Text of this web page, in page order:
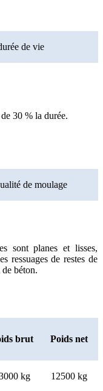
de vie
30 % la durée.
de moulage
sont planes et lisses,
ressuages ​​de restes de
béton.
brut Poids net
kg 12500 kg